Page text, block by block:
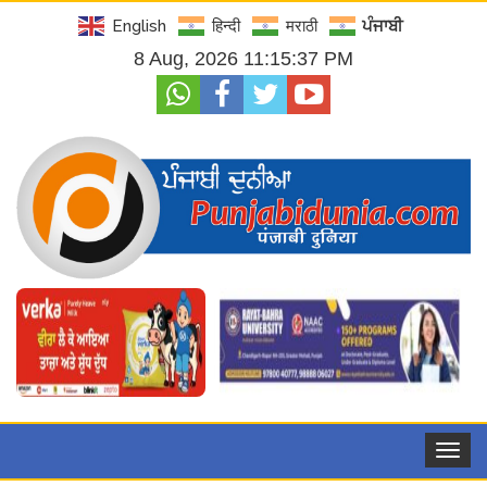
English हिन्दी मराठी ਪੰਜਾਬੀ
8 Aug, 2026 11:15:38 PM
Toggle